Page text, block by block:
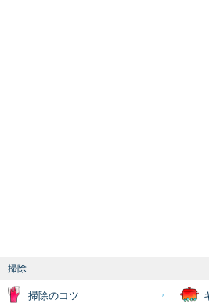
掃除
掃除のコツ